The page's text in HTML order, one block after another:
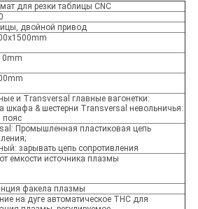
для резки таблицы CNC
двойной привод
и Transversal главные вагонетки:
шкафа & шестерни Transversal невольничья:
пояс
Промышленная пластиковая цепь
зарывать цепь сопротивления
емкости источника плазмы
факела плазмы
на дуге автоматическое THC для